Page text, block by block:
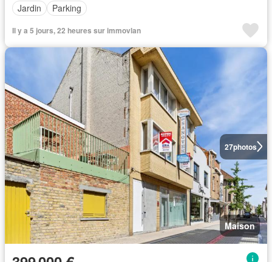
Jardin
Parking
Il y a 5 jours, 22 heures sur immovlan
27photos
Maison